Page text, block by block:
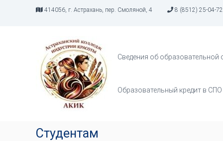
414056, г. Астрахань, пер. Смоляной, 4 8 (8512) 25-04-72
И
р
Сведения об образовательной
Образовательный кредит в СПО
Студентам